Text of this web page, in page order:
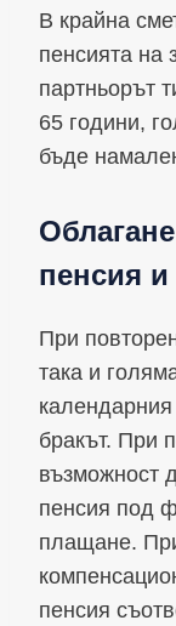
В крайна
пенсията на
партньорът
65 години,
бъде
пенсия
При
така и
бракът. При
възможност
пенсия под
плащане.
пенсия